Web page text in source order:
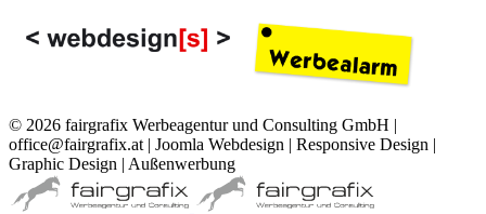
© 2026 fairgrafix Werbeagentur und Consulting GmbH |
office@fairgrafix.at | Joomla Webdesign | Responsive Design |
Graphic Design | Außenwerbung